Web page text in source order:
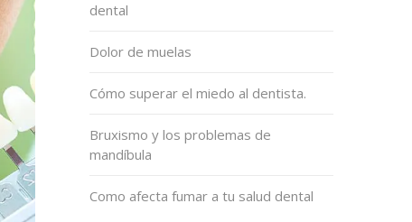
dental
Dolor de muelas
Cómo superar el miedo al dentista.
Bruxismo y los problemas de
mandíbula
Como afecta fumar a tu salud dental